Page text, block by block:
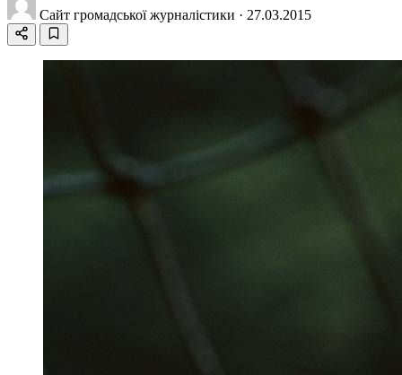
Сайт громадської журналістики · 27.03.2015